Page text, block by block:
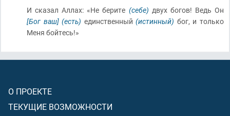
И сказал Аллах: «Не берите (себе) двух богов! Ведь Он
[Бог ваш] (есть) единственный(истинный) бог, и только
Меня бойтесь!»
О ПРОЕКТЕ
ТЕКУЩИЕ ВОЗМОЖНОСТИ